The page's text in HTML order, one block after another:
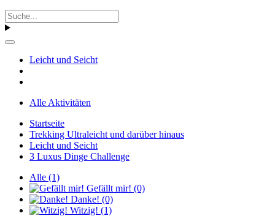
Leicht und Seicht
Alle Aktivitäten
Startseite
Trekking Ultraleicht und darüber hinaus
Leicht und Seicht
3 Luxus Dinge Challenge
Alle (1)
Gefällt mir! (0)
Danke! (0)
Witzig! (1)